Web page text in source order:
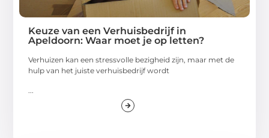
Keuze van een Verhuisbedrijf in
Apeldoorn: Waar moet je op letten?
Verhuizen kan een stressvolle bezigheid zijn, maar met de
hulp van het juiste verhuisbedrijf wordt